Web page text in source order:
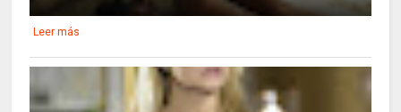
Leer más